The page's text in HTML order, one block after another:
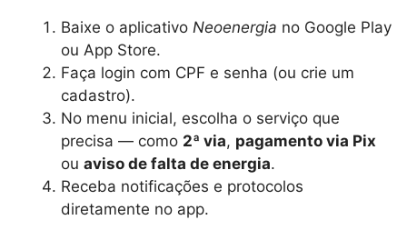
Baixe o aplicativo Neoenergia no Google Play
ou App Store.
Faça login com CPF e senha (ou crie um
cadastro).
No menu inicial, escolha o serviço que
precisa — como 2ª via, pagamento via Pix
ou aviso de falta de energia.
Receba notificações e protocolos
diretamente no app.